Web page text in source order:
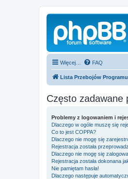
Więcej… FAQ
Lista Przebojów
Często zadawane
Problemy z logowaniem i
Dlaczego w ogóle muszę się
Co to jest COPPA?
Dlaczego nie mogę się
Rejestracja została
Dlaczego nie mogę się
Rejestracja została dokonana
Nie pamiętam hasła!
Dlaczego następuje